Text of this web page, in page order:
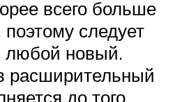
всего больше
поэтому следует
любой новый.
до того